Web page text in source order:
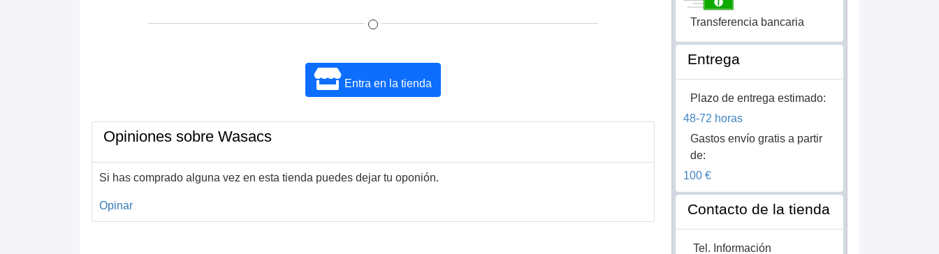
Entra en la tienda
Opiniones sobre Wasacs
Si has comprado alguna vez en esta tienda puedes dejar tu oponión.
Opinar
Transferencia bancaria
Entrega
Plazo de entrega estimado:
48-72 horas
Gastos envío gratis a partir
de:
100 €
Contacto de la tienda
Tel. Información